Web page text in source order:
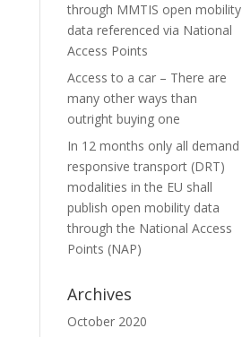
through MMTIS open mobility
data referenced via National
Access Points
Access to a car – There are
many other ways than
outright buying one
In 12 months only all demand
responsive transport (DRT)
modalities in the EU shall
publish open mobility data
through the National Access
Points (NAP)
Archives
October 2020